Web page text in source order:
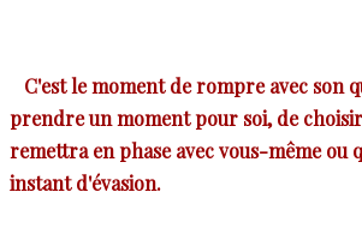
C'est le moment de rompre avec son
prendre un moment pour soi, de
remettra en phase avec vous-même ou
instant d'évasion.